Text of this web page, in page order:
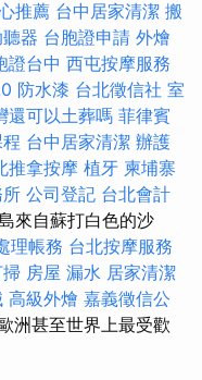
推薦 台中居家清潔 搬
器 台胞證申請 外燴
證台中 西屯按摩服務
防水漆 台北徵信社 室
還可以土葬嗎 菲律賓
台中居家清潔 辦護
推拿按摩 植牙 柬埔寨
公司登記 台北會計
來自蘇打白色的沙
理帳務 台北按摩服務
掃 房屋 漏水 居家清潔
高級外燴 嘉義徵信公
洲甚至世界上最受歡